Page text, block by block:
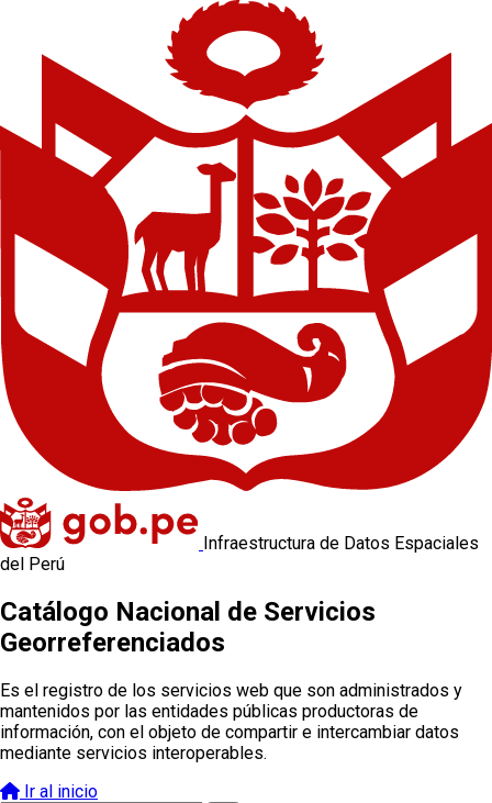
Infraestructura de Datos Espaciales
del Perú
Catálogo Nacional de Servicios
Georreferenciados
Es el registro de los servicios web que son administrados y
mantenidos por las entidades públicas productoras de
información, con el objeto de compartir e intercambiar datos
mediante servicios interoperables.
Ir al inicio